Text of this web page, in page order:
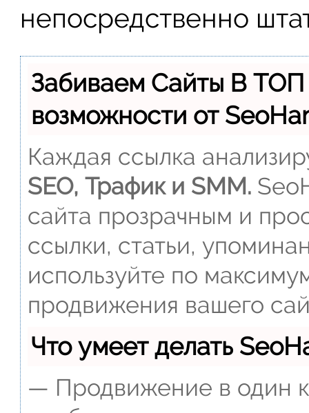
непосредственно
Забиваем Сайты В
возможности от
Каждая ссылка
SEO, Трафик и SMM.
сайта прозрачным и
ссылки, статьи,
используйте по
продвижения вашего
Что умеет делать
— Продвижение в один